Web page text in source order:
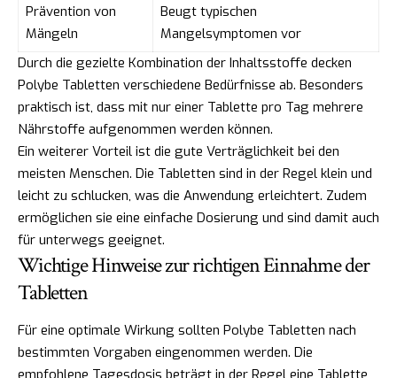
Prävention von
Mängeln
Beugt typischen
Mangelsymptomen vor
Durch die gezielte Kombination der Inhaltsstoffe decken
Polybe Tabletten verschiedene Bedürfnisse ab. Besonders
praktisch ist, dass mit nur einer Tablette pro Tag mehrere
Nährstoffe aufgenommen werden können.
Ein weiterer Vorteil ist die gute Verträglichkeit bei den
meisten Menschen. Die Tabletten sind in der Regel klein und
leicht zu schlucken, was die Anwendung erleichtert. Zudem
ermöglichen sie eine einfache Dosierung und sind damit auch
für unterwegs geeignet.
Wichtige Hinweise zur richtigen Einnahme der
Tabletten
Für eine optimale Wirkung sollten Polybe Tabletten nach
bestimmten Vorgaben eingenommen werden. Die